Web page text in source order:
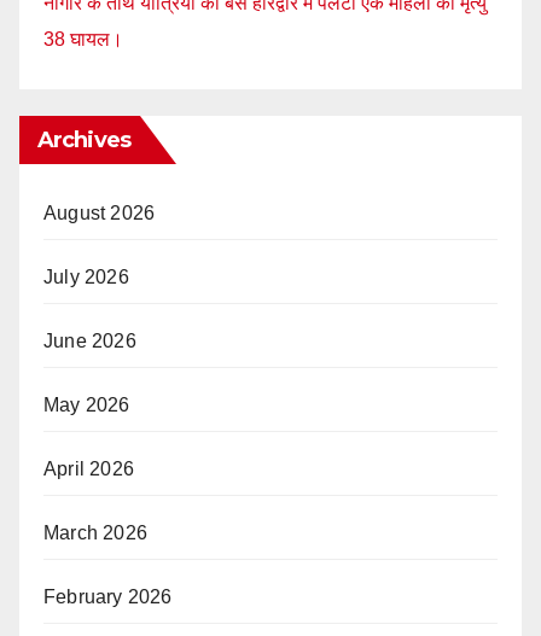
38 घायल।
Archives
August 2026
July 2026
June 2026
May 2026
April 2026
March 2026
February 2026